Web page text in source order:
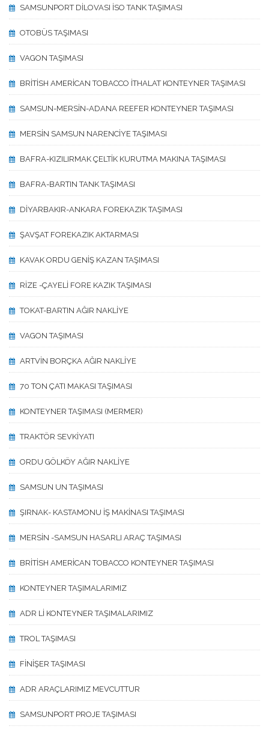
SAMSUNPORT DİLOVASI İSO TANK TAŞIMASI
OTOBÜS TAŞIMASI
VAGON TAŞIMASI
BRİTİSH AMERİCAN TOBACCO İTHALAT KONTEYNER TAŞIMASI
SAMSUN-MERSİN-ADANA REEFER KONTEYNER TAŞIMASI
MERSİN SAMSUN NARENCİYE TAŞIMASI
BAFRA-KIZILIRMAK ÇELTİK KURUTMA MAKINA TAŞIMASI
BAFRA-BARTIN TANK TAŞIMASI
DİYARBAKIR-ANKARA FOREKAZIK TAŞIMASI
ŞAVŞAT FOREKAZIK AKTARMASI
KAVAK ORDU GENİŞ KAZAN TAŞIMASI
RİZE -ÇAYELİ FORE KAZIK TAŞIMASI
TOKAT-BARTIN AĞIR NAKLİYE
VAGON TAŞIMASI
ARTVİN BORÇKA AĞIR NAKLİYE
70 TON ÇATI MAKASI TAŞIMASI
KONTEYNER TAŞIMASI (MERMER)
TRAKTÖR SEVKİYATI
ORDU GÖLKÖY AĞIR NAKLİYE
SAMSUN UN TAŞIMASI
ŞIRNAK- KASTAMONU İŞ MAKİNASI TAŞIMASI
MERSİN -SAMSUN HASARLI ARAÇ TAŞIMASI
BRİTİSH AMERİCAN TOBACCO KONTEYNER TAŞIMASI
KONTEYNER TAŞIMALARIMIZ
ADR Lİ KONTEYNER TAŞIMALARIMIZ
TROL TAŞIMASI
FİNİŞER TAŞIMASI
ADR ARAÇLARIMIZ MEVCUTTUR
SAMSUNPORT PROJE TAŞIMASI